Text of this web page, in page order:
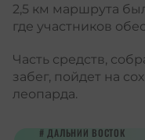
2,5 км маршрута
где участников
Часть средств,
забег, пойдет на
леопарда.
ДАЛЬНИЙ ВОСТОК